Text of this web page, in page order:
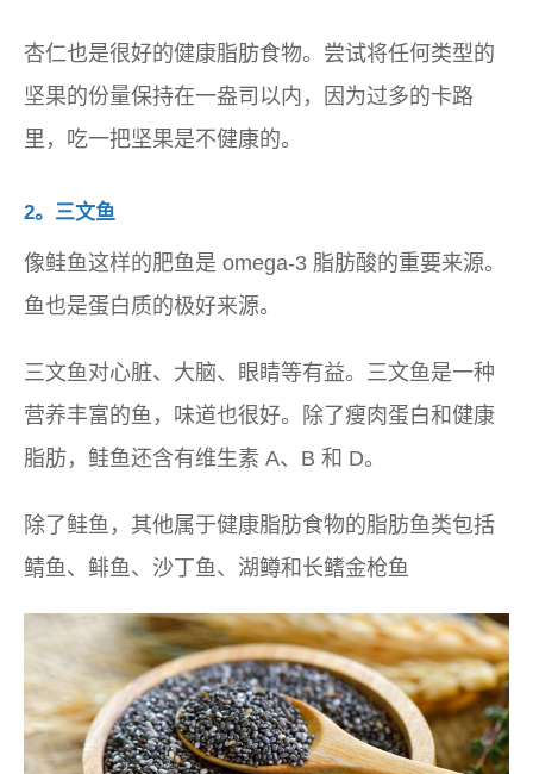
杏仁也是很好的健康脂肪食物。尝试将任何类型的
坚果的份量保持在一盎司以内，因为过多的卡路
里，吃一把坚果是不健康的。
2。三文鱼
像鲑鱼这样的肥鱼是 omega-3 脂肪酸的重要来源。
鱼也是蛋白质的极好来源。
三文鱼对心脏、大脑、眼睛等有益。三文鱼是一种
营养丰富的鱼，味道也很好。除了瘦肉蛋白和健康
脂肪，鲑鱼还含有维生素 A、B 和 D。
除了鲑鱼，其他属于健康脂肪食物的脂肪鱼类包括
鲭鱼、鲱鱼、沙丁鱼、湖鳟和长鳍金枪鱼